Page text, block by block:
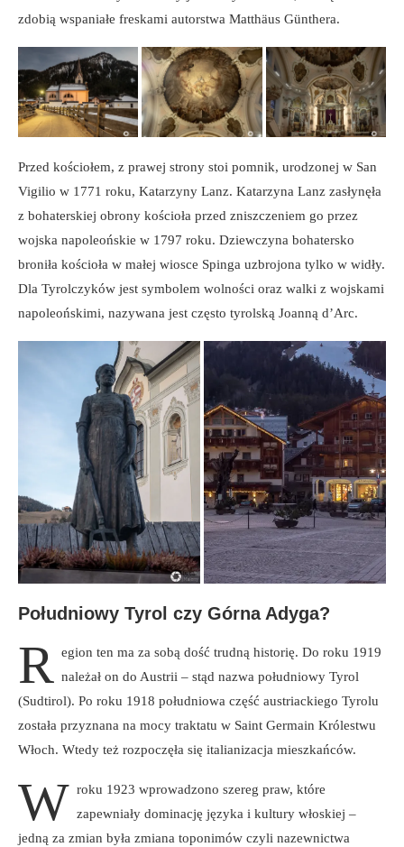
zdobią wspaniałe freskami autorstwa Matthäus Günthera.
Przed kościołem, z prawej strony stoi pomnik, urodzonej w San
Vigilio w 1771 roku, Katarzyny Lanz. Katarzyna Lanz zasłynęła
z bohaterskiej obrony kościoła przed zniszczeniem go przez
wojska napoleońskie w 1797 roku. Dziewczyna bohatersko
broniła kościoła w małej wiosce Spinga uzbrojona tylko w widły.
Dla Tyrolczyków jest symbolem wolności oraz walki z wojskami
napoleońskimi, nazywana jest często tyrolską Joanną d’Arc.
Południowy Tyrol czy Górna Adyga?
R egion ten ma za sobą dość trudną historię. Do roku 1919
należał on do Austrii – stąd nazwa południowy Tyrol
(Sudtirol). Po roku 1918 południowa część austriackiego Tyrolu
została przyznana na mocy traktatu w Saint Germain Królestwu
Włoch. Wtedy też rozpoczęła się italianizacja mieszkańców.
W roku 1923 wprowadzono szereg praw, które
zapewniały dominację języka i kultury włoskiej –
jedną za zmian była zmiana toponimów czyli nazewnictwa